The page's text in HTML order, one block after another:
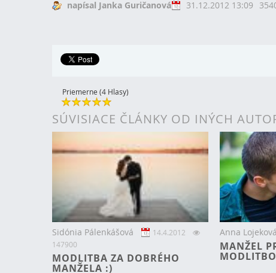
napísal Janka Guričanová 31.12.2012 13:09
Priemerne (4 Hlasy)
SÚVISIACE ČLÁNKY OD INÝCH
Sidónia Pálenkášová
14.4.2012
147900
MODLITBA ZA DOBRÉHO
MANŽELA :)
Anna Lojeková
MANŽEL